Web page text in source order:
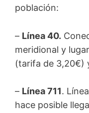
población:
– Línea 40.
meridional y
(tarifa de 3,20€)
– Línea 711.
hace posible